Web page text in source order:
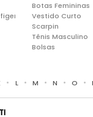
Botas Femininas
Vestido Curto
Scarpin
Tênis Masculino
Bolsas
• L • M • N • O •